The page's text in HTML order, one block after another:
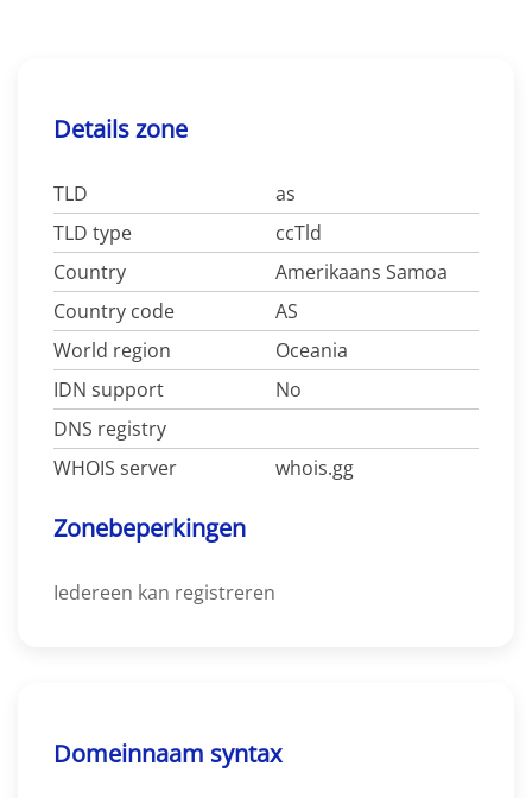
Details zone
TLD
as
TLD type
ccTld
Country
Amerikaans Samoa
Country code
AS
World region
Oceania
IDN support
No
DNS registry
WHOIS server
whois.gg
Zonebeperkingen
Iedereen kan registreren
Domeinnaam syntax